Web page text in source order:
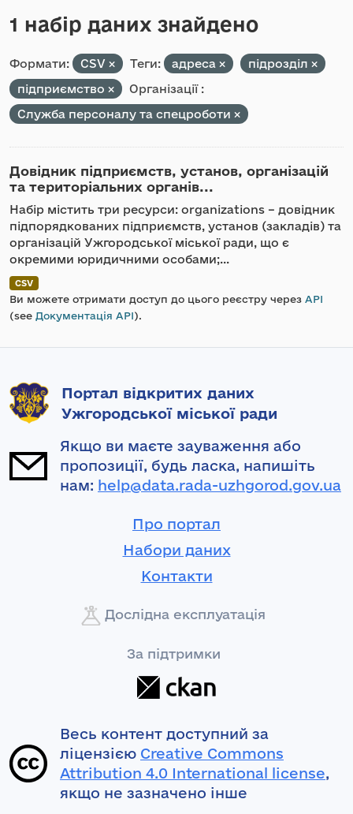
1 набір даних знайдено
Формати: CSV Теги: адреса
підрозділ
підприємство
Організації :
Служба персоналу та спецроботи
Довідник підприємств, установ, організацій
та територіальних органів...
Набір містить три ресурси: organizations – довідник
підпорядкованих підприємств, установ (закладів) та
організацій Ужгородської міської ради, що є
окремими юридичними особами;...
CSV
Ви можете отримати доступ до цього реєстру через API
(see Документація API).
Портал відкритих даних
Ужгородської міської ради
Якщо ви маєте зауваження або
пропозиції, будь ласка, напишіть
нам: help@data.rada-uzhgorod.gov.ua
Про портал
Набори даних
Контакти
Дослідна експлуатація
За підтримки
Весь контент доступний за
ліцензією Creative Commons
Attribution 4.0 International license,
якщо не зазначено інше